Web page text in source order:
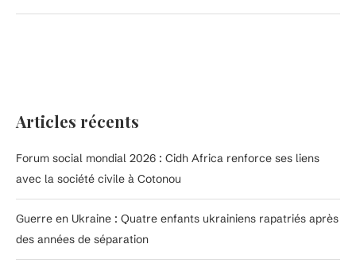
Articles récents
Forum social mondial 2026 : Cidh Africa renforce ses liens
avec la société civile à Cotonou
Guerre en Ukraine : Quatre enfants ukrainiens rapatriés après
des années de séparation